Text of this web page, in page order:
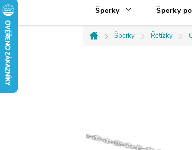
Šperky Šperky
Domů
Šperky Řetízky